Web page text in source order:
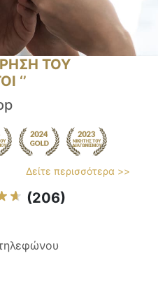
ΤΟΥ
‘’
Δείτε περισσότερα >>
(206)